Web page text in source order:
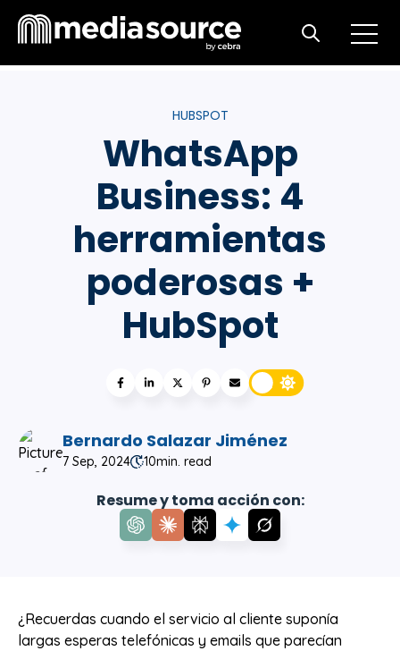
Open
Open search
HUBSPOT
WhatsApp
Business: 4
herramientas
poderosas +
HubSpot
Bernardo Salazar Jiménez
7 Sep, 2024 10min. read
Resume y toma acción con:
¿Recuerdas cuando el servicio al cliente suponía
largas esperas telefónicas y emails que parecían